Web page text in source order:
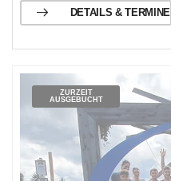
DETAILS & TERMINE
ZURZEIT
AUSGEBUCHT